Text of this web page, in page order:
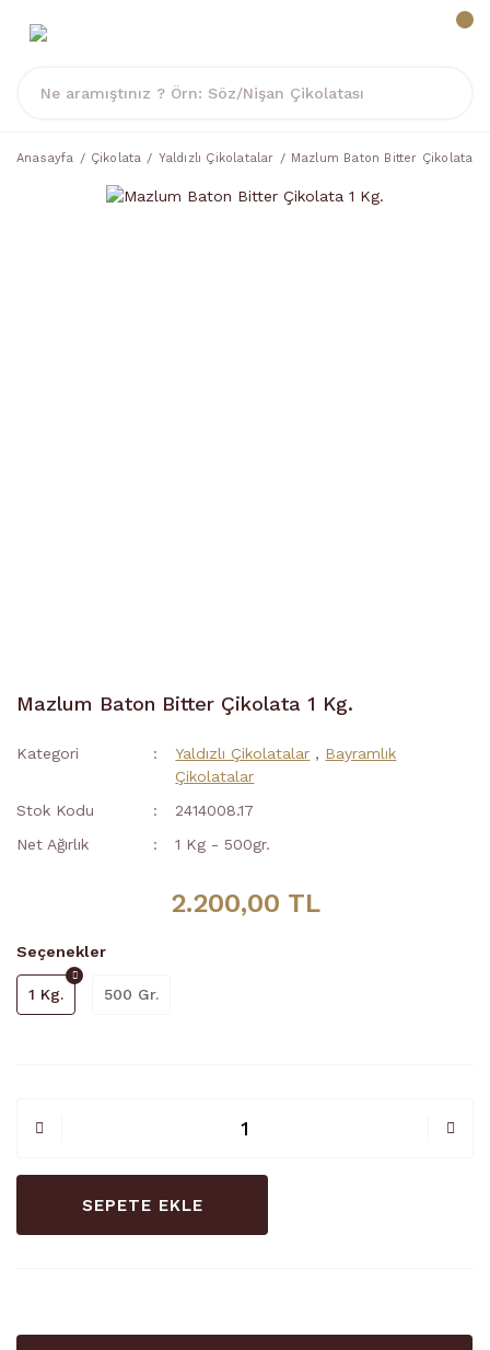
Anasayfa Çikolata Yaldızlı Çikolatalar Mazlum Baton Bitter Çikolata 1
Mazlum Baton Bitter Çikolata 1 Kg.
Kategori Yaldızlı Çikolatalar , Bayramlık
Çikolatalar
Stok Kodu
2414008.17
Net Ağırlık
1 Kg - 500gr.
2.200,00 TL
Seçenekler
1 Kg. 500 Gr.
SEPETE EKLE